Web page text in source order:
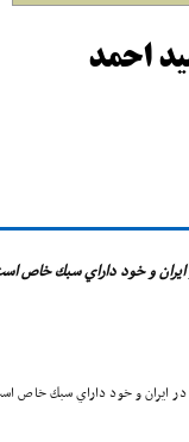
احمد
ايران و خود داراي سبك خاص
ايران و خود داراي سبك خاص